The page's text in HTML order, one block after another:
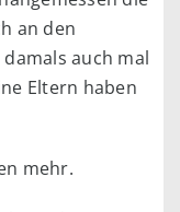
an den
auch mal
Eltern haben
mehr.